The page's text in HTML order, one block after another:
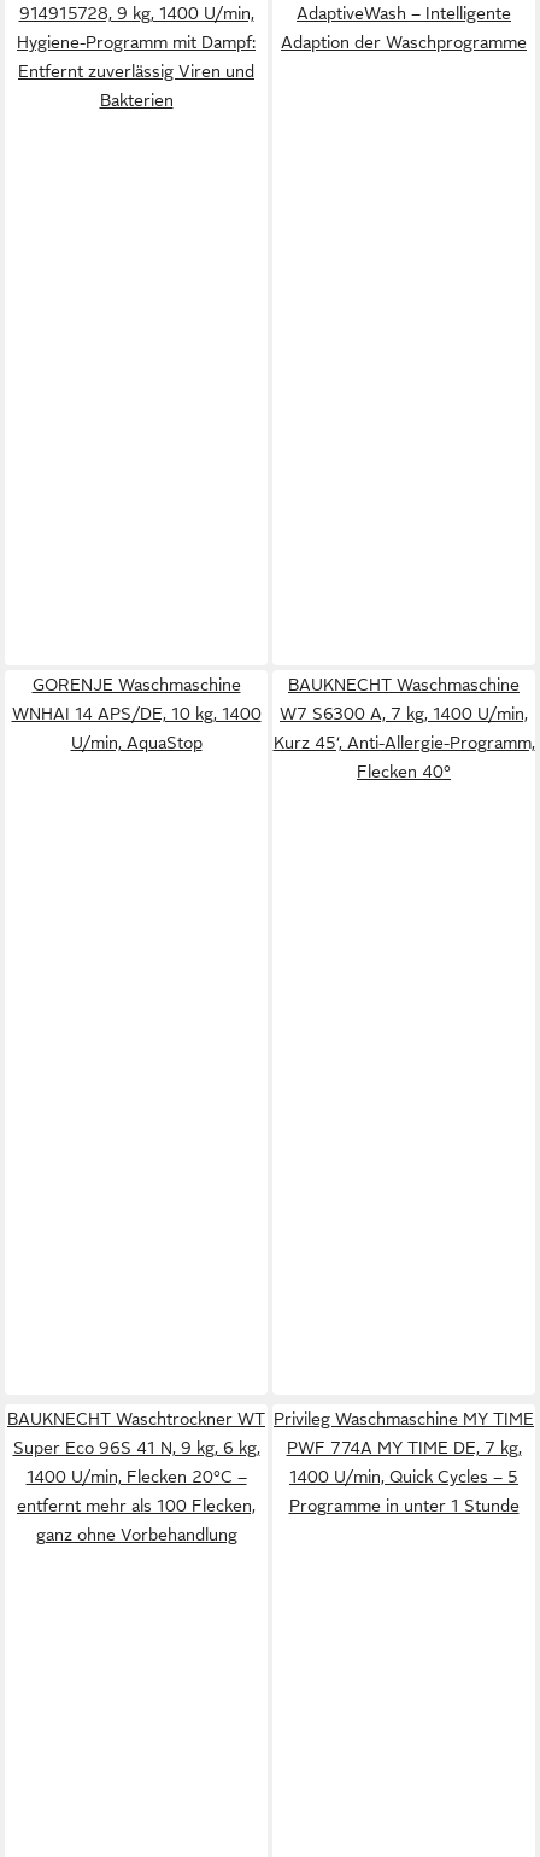
914915728, 9 kg, 1400 U/min,
Hygiene-Programm mit Dampf:
Entfernt zuverlässig Viren und
Bakterien
AdaptiveWash – Intelligente
Adaption der Waschprogramme
GORENJE Waschmaschine
WNHAI 14 APS/DE, 10 kg, 1400
U/min, AquaStop
BAUKNECHT Waschmaschine
W7 S6300 A, 7 kg, 1400 U/min,
Kurz 45‘, Anti-Allergie-Programm,
Flecken 40°
BAUKNECHT Waschtrockner WT
Super Eco 96S 41 N, 9 kg, 6 kg,
1400 U/min, Flecken 20°C –
entfernt mehr als 100 Flecken,
ganz ohne Vorbehandlung
Privileg Waschmaschine MY TIME
PWF 774A MY TIME DE, 7 kg,
1400 U/min, Quick Cycles – 5
Programme in unter 1 Stunde